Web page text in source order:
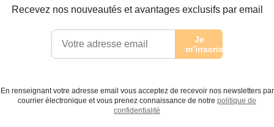
Recevez nos nouveautés et avantages exclusifs par email
Je
m’inscris
En renseignant votre adresse email vous acceptez de recevoir nos newsletters par
courrier électronique et vous prenez connaissance de notre politique de
confidentialité